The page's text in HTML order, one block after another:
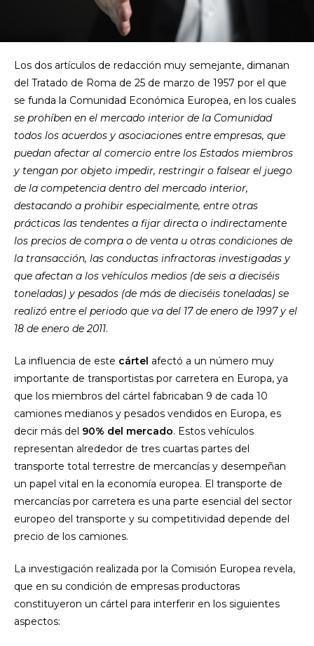
Los dos artículos de redacción muy semejante, dimanan
del Tratado de Roma de 25 de marzo de 1957 por el que
se funda la Comunidad Económica Europea, en los cuales
se prohíben en el mercado interior de la Comunidad
todos los acuerdos y asociaciones entre empresas, que
puedan afectar al comercio entre los Estados miembros
y tengan por objeto impedir, restringir o falsear el juego
de la competencia dentro del mercado interior,
destacando a prohibir especialmente, entre otras
prácticas las tendentes a fijar directa o indirectamente
los precios de compra o de venta u otras condiciones de
la transacción, las conductas infractoras investigadas y
que afectan a los vehículos medios (de seis a dieciséis
toneladas) y pesados (de más de dieciséis toneladas) se
realizó entre el periodo que va del 17 de enero de 1997 y el
18 de enero de 2011.
La influencia de este cártel afectó a un número muy
importante de transportistas por carretera en Europa, ya
que los miembros del cártel fabricaban 9 de cada 10
camiones medianos y pesados vendidos en Europa, es
decir más del 90% del mercado. Estos vehículos
representan alrededor de tres cuartas partes del
transporte total terrestre de mercancías y desempeñan
un papel vital en la economía europea. El transporte de
mercancías por carretera es una parte esencial del sector
europeo del transporte y su competitividad depende del
precio de los camiones.
La investigación realizada por la Comisión Europea revela,
que en su condición de empresas productoras
constituyeron un cártel para interferir en los siguientes
aspectos: